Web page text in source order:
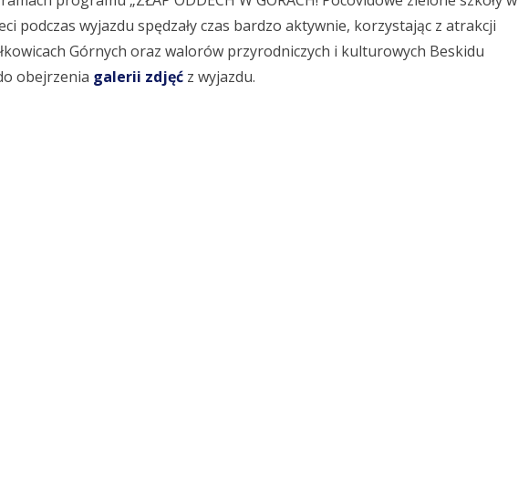
podczas wyjazdu spędzały czas bardzo aktywnie, korzystając z atrakcji
Górnych oraz walorów przyrodniczych i kulturowych Beskidu
obejrzenia galerii zdjęć z wyjazdu.